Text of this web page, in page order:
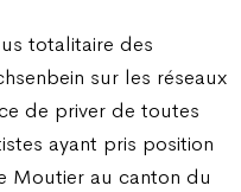
totalitaire des
sur les réseaux
de priver de toutes
ayant pris position
Moutier au canton du